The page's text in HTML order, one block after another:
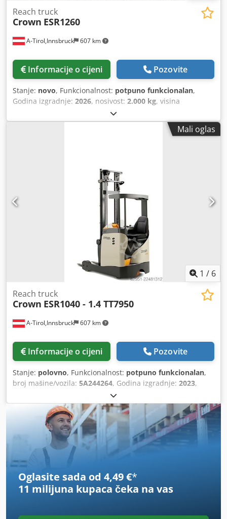
A-Tirol,Innsbruck 607 km
Reach truck
Crown ESR1260
Informacije o cijeni Pozovite
Stanje: novo, Funkcionalnost: potpuno funkcionalan,
Godina izgradnje: 2026, nosivost: 2.000 kg, visina
, slobodno podizanje:
vrsta goriva:električni, vrsta jarbola:triplex, građevinska
, vrsta pogona:
Mali oglas
1 / 6
A-Tirol,Innsbruck 607 km
Reach truck
Crown ESR1040 - 1.4 TT7950
Informacije o cijeni Pozovite
Stanje: polovno, Funkcionalnost: potpuno funkcionalan,
broj mašine/vozila: 5A244264, Godina izgradnje: 2023,
, visina podizanja:
podizanje:2.515 mm, vrsta goriva:električni, vrsta jarbola:
, građevinska visina: 3.190 mm , duljina vilica:1.145
, vrsta pogona:Elektro , širina gradnje:1.285 mm
Oglasite sada od 4,49 €*
11 milijuna kupaca čeka na vas